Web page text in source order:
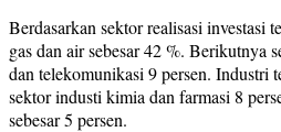
Berdasarkan sektor realisasi investasi
gas dan air sebesar 42 %. Berikutnya
dan telekomunikasi 9 persen. Industri
sektor industi kimia dan farmasi 8
sebesar 5 persen.